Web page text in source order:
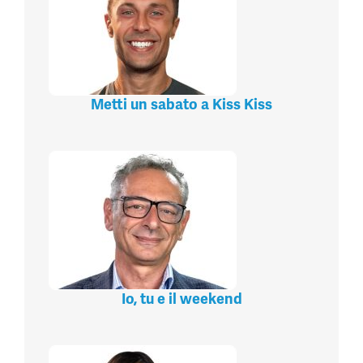
Metti un sabato a Kiss Kiss
Io, tu e il weekend